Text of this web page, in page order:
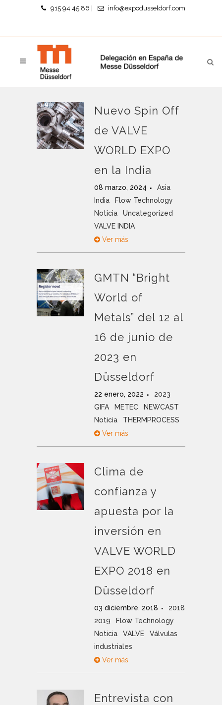
915 94 45 86 info@expodusseldorf.com
Nuevo Spin Off
de VALVE
WORLD EXPO
en la India
08 marzo, 2024
Asia
India
Flow Technology
Noticia
Uncategorized
VALVE INDIA
Ver más
GMTN “Bright
World of
Metals” del 12 al
16 de junio de
2023 en
Düsseldorf
22 enero, 2022
2023
GIFA
METEC
NEWCAST
Noticia
THERMPROCESS
Ver más
Clima de
confianza y
apuesta por la
inversión en
VALVE WORLD
EXPO 2018 en
Düsseldorf
03 diciembre, 2018
2018
2019
Flow Technology
Noticia
VALVE
Válvulas
industriales
Ver más
Entrevista con